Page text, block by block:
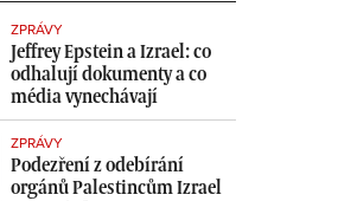
ZPRÁVY
Jeffrey Epstein a Izrael: co
odhalují dokumenty a co
média vynechávají
ZPRÁVY
Podezření z odebírání
orgánů Palestincům Izrael